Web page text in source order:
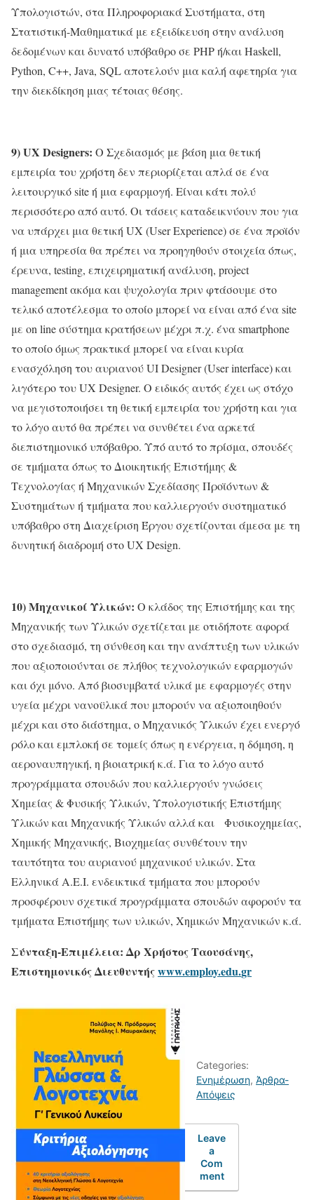
Υπολογιστών, στα Πληροφοριακά Συστήματα, στη
Στατιστική-Μαθηματικά με εξειδίκευση στην ανάλυση
δεδομένων και δυνατό υπόβαθρο σε PHP ή/και Haskell,
Python, C++, Java, SQL αποτελούν μια καλή αφετηρία για
την διεκδίκηση μιας τέτοιας θέσης.
9) UX Designers: Ο Σχεδιασμός με βάση μια θετική
εμπειρία του χρήστη δεν περιορίζεται απλά σε ένα
λειτουργικό site ή μια εφαρμογή. Είναι κάτι πολύ
περισσότερο από αυτό. Οι τάσεις καταδεικνύουν που για
να υπάρχει μια θετική UX (User Experience) σε ένα προϊόν
ή μια υπηρεσία θα πρέπει να προηγηθούν στοιχεία όπως,
έρευνα, testing, επιχειρηματική ανάλυση, project
management ακόμα και ψυχολογία πριν φτάσουμε στο
τελικό αποτέλεσμα το οποίο μπορεί να είναι από ένα site
με on line σύστημα κρατήσεων μέχρι π.χ. ένα smartphone
το οποίο όμως πρακτικά μπορεί να είναι κυρία
ενασχόληση του αυριανού UI Designer (User interface) και
λιγότερο του UX Designer. Ο ειδικός αυτός έχει ως στόχο
να μεγιστοποιήσει τη θετική εμπειρία του χρήστη και για
το λόγο αυτό θα πρέπει να συνθέτει ένα αρκετά
διεπιστημονικό υπόβαθρο. Υπό αυτό το πρίσμα, σπουδές
σε τμήματα όπως το Διοικητικής Επιστήμης &
Τεχνολογίας ή Μηχανικών Σχεδίασης Προϊόντων &
Συστημάτων ή τμήματα που καλλιεργούν συστηματικό
υπόβαθρο στη Διαχείριση Έργου σχετίζονται άμεσα με τη
δυνητική διαδρομή στο UX Design.
10) Μηχανικοί Υλικών: Ο κλάδος της Επιστήμης και της
Μηχανικής των Υλικών σχετίζεται με οτιδήποτε αφορά
στο σχεδιασμό, τη σύνθεση και την ανάπτυξη των υλικών
που αξιοποιούνται σε πλήθος τεχνολογικών εφαρμογών
και όχι μόνο. Από βιοσυμβατά υλικά με εφαρμογές στην
υγεία μέχρι νανοϋλικά που μπορούν να αξιοποιηθούν
μέχρι και στο διάστημα, ο Μηχανικός Υλικών έχει ενεργό
ρόλο και εμπλοκή σε τομείς όπως η ενέργεια, η δόμηση, η
αεροναυπηγική, η βιοιατρική κ.ά. Για το λόγο αυτό
προγράμματα σπουδών που καλλιεργούν γνώσεις
Χημείας & Φυσικής Υλικών, Υπολογιστικής Επιστήμης
Υλικών και Μηχανικής Υλικών αλλά και Φυσικοχημείας,
Χημικής Μηχανικής, Βιοχημείας συνθέτουν την
ταυτότητα του αυριανού μηχανικού υλικών. Στα
Ελληνικά Α.Ε.Ι. ενδεικτικά τμήματα που μπορούν
προσφέρουν σχετικά προγράμματα σπουδών αφορούν τα
τμήματα Επιστήμης των υλικών, Χημικών Μηχανικών κ.ά.
Σύνταξη-Επιμέλεια: Δρ Χρήστος Ταουσάνης,
Επιστημονικός Διευθυντήςwww.employ.edu.gr
Categories:
Ενημέρωση, Άρθρα-
Απόψεις
Leave
a
Com
ment